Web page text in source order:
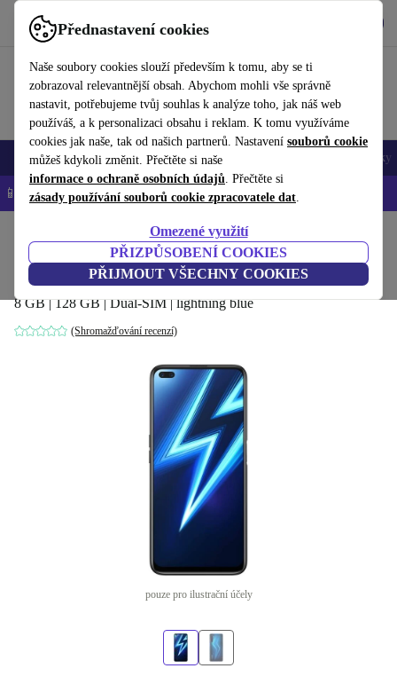
Přednastavení cookies
Naše soubory cookies slouží především k tomu, aby se ti
zobrazoval relevantnější obsah. Abychom mohli vše správně
nastavit, potřebujeme tvůj souhlas k analýze toho, jak náš web
používáš, a k personalizaci obsahu i reklam. K tomu využíváme
cookies jak naše, tak od našich partnerů. Nastavení souborů cookie
můžeš kdykoli změnit. Přečtěte si naše
informace o ochraně osobních údajů. Přečtěte si
zásady používání souborů cookie zpracovatele dat.
Omezené využití
PŘIZPŮSOBENÍ COOKIES
PŘIJMOUT VŠECHNY COOKIES
Používejte refurbed rychle a snadno
Mobily a smartphony Notebooky Tablety Doplňky
📱 -5 % NAVÍC na všechny iPhony – kód: IPHONEDEAL-
Mobily a smartphony
Realme 6 Pro
8 GB | 128 GB | Dual-SIM | lightning blue
(Shromažďování recenzí)
pouze pro ilustrační účely